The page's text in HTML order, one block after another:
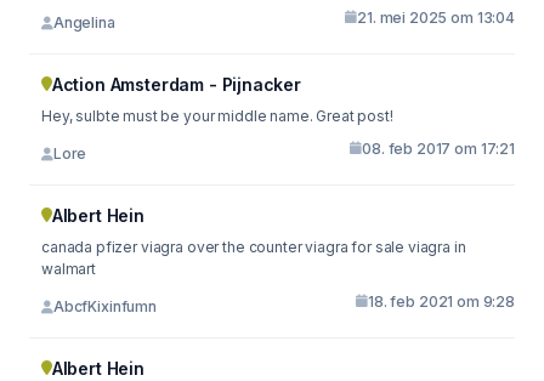
Angelina 21. mei 2025 om 13:04
Action Amsterdam - Pijnacker
Hey, sulbte must be your middle name. Great post!
Lore 08. feb 2017 om 17:21
Albert Hein
canada pfizer viagra over the counter viagra for sale viagra in
walmart
AbcfKixinfumn 18. feb 2021 om 9:28
Albert Hein